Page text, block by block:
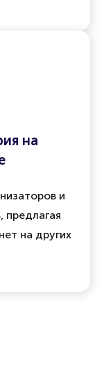
на
и
предлагая
на других